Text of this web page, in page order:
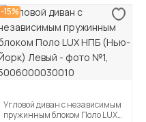
-15%
Угловой диван с независимым
пружинным блоком Поло LUX